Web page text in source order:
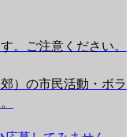
。ご注意ください。
）の市民活動・ボラ